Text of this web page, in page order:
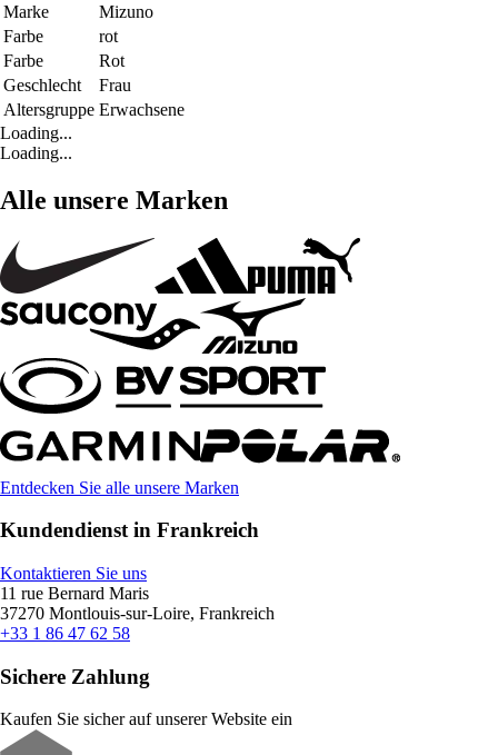
Marke
Mizuno
Farbe
rot
Farbe
Rot
Geschlecht
Frau
Altersgruppe Erwachsene
Loading...
Loading...
Alle unsere Marken
Entdecken Sie alle unsere Marken
Kundendienst in Frankreich
Kontaktieren Sie uns
11 rue Bernard Maris
37270 Montlouis-sur-Loire, Frankreich
+33 1 86 47 62 58
Sichere Zahlung
Kaufen Sie sicher auf unserer Website ein